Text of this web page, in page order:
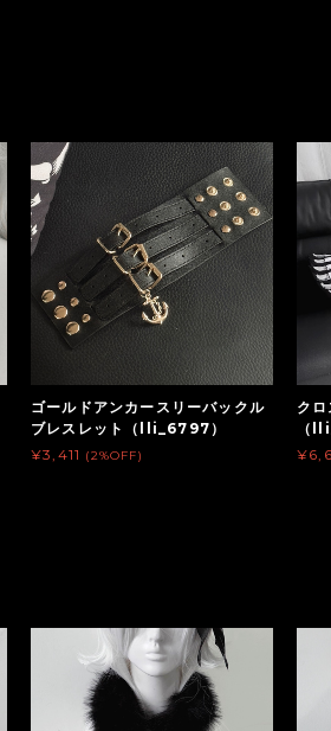
ゴールドアンカースリーバックル
ブレスレット（lli_6797）
¥3,411 (2%OFF)
ク
（